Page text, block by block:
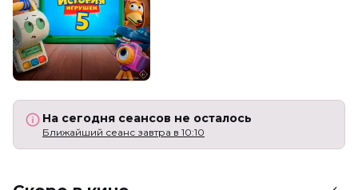
На сегодня сеансов не осталось
Ближайший сеанс завтра в 10:10